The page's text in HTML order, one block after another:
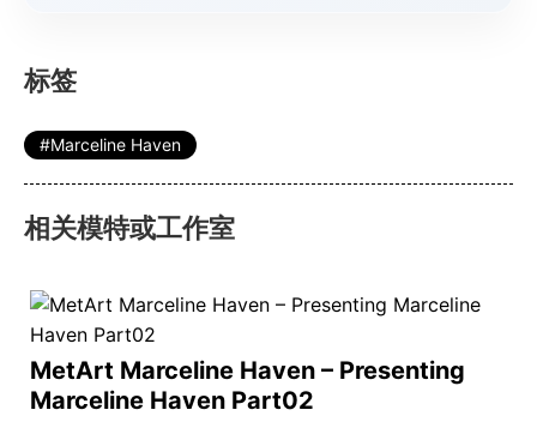
标签
Marceline Haven
相关模特或工作室
MetArt Marceline Haven – Presenting
Marceline Haven Part02